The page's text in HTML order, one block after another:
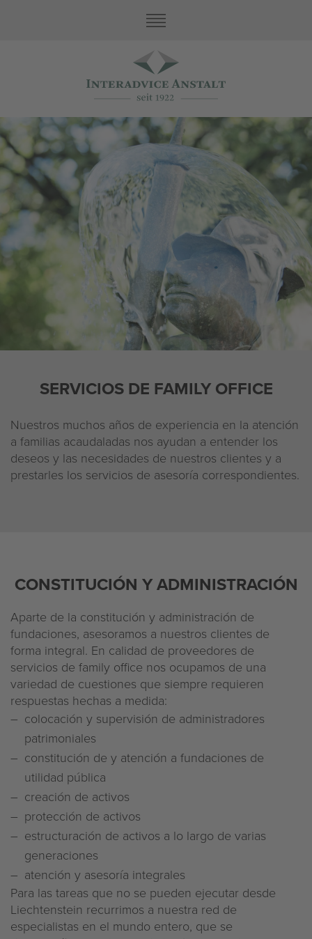
Servicios de family office
Constitución y Administración
Equipo
Servicios fiduciarios
Asset Protection
Contabilidad e impuestos
Empresa
Aviso legal
Declaración de privacidad
SERVICIOS DE FAMILY OFFICE
Nuestros muchos años de experiencia en la atención
a familias acaudaladas nos ayudan a entender los
deseos y las necesidades de nuestros clientes y a
prestarles los servicios de asesoría correspondientes.
CONSTITUCIÓN Y ADMINISTRACIÓN
Aparte de la constitución y administración de
fundaciones, asesoramos a nuestros clientes de
forma integral. En calidad de proveedores de
servicios de family office nos ocupamos de una
variedad de cuestiones que siempre requieren
respuestas hechas a medida:
colocación y supervisión de administradores
patrimoniales
constitución de y atención a fundaciones de
utilidad pública
creación de activos
protección de activos
estructuración de activos a lo largo de varias
generaciones
atención y asesoría integrales
Para las tareas que no se pueden ejecutar desde
Liechtenstein recurrimos a nuestra red de
especialistas en el mundo entero, que se